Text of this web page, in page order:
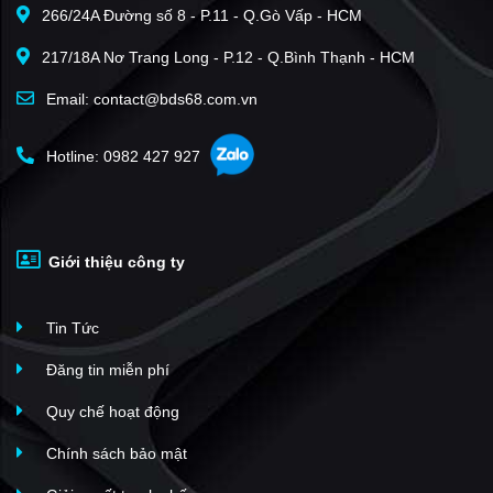
thuật tiên tiến .
Trong những năm tới, Tổng công ty Cơ khí xây dựng tiếp tục đầu
tư năng lực mới để trở thành một Tổng công ty hàng đầu ở Việt
Nam trong lĩnh vực chế tạo, lắp đặt các thiết bị phi tiêu chuẩn, kết
cấu thép, thiết bị thi công ngành xây dựng, thi công các công trình
dân dụng và công nghiệp, xuất khẩu các sản phẩm của mình trên
266/24A Đường số 8 - P.11 - Q.Gò Vấp - HCM
217/18A Nơ Trang Long - P.12 - Q.Bình Thạnh - HCM
Email: contact@bds68.com.vn
Hotline: 0982 427 927
Giới thiệu công ty
Tin Tức
Đăng tin miễn phí
Quy chế hoạt động
Chính sách bảo mật